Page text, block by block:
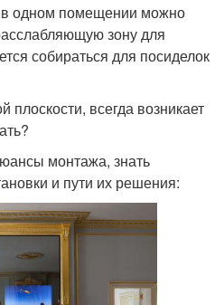
одном помещении можно
зону для
собираться для посиделок
всегда возникает
монтажа, знать
и пути их решения: